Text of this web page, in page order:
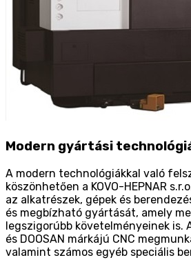
Modern gyártási
A modern technológiákkal való
köszönhetően a KOVO-HEPNAR
az alkatrészek, gépek és
és megbízható gyártását, amely
legszigorúbb követelményeinek is.
és DOOSAN márkájú CNC
valamint számos egyéb speciális